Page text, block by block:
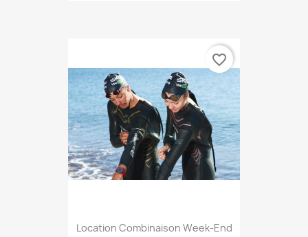
Location Combinaison Week-End
favorite_border